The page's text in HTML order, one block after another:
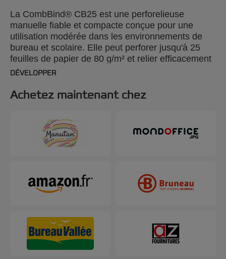
La CombBind® CB25 est une perforelieuse
manuelle fiable et compacte conçue pour une
utilisation modérée dans les environnements de
bureau et scolaire. Elle peut perforer jusqu'à 25
feuilles de papier de 80 g/m² et relier efficacement
jusqu'à 390 feuilles à la fois à l'aide de peignes
encombrante garantit qu'elle peut être utilisée
commodité, elle dispose d'un bac à confetti pour
une élimination facile des déchets et d'un
compartiment de rangement pratique. Couleur noir
DÉVELOPPER
Achetez maintenant chez